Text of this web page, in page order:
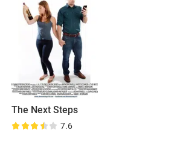
The Next Steps
7.6